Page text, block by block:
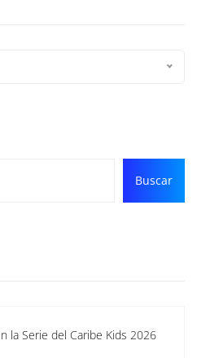
Buscar
la Serie del Caribe Kids 2026